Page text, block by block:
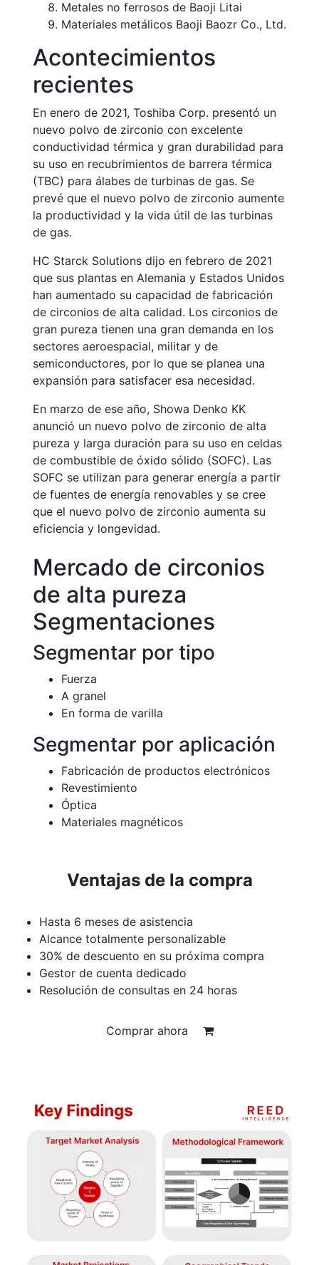
Metales no ferrosos de Baoji Litai
Materiales metálicos Baoji Baozr Co., Ltd.
Acontecimientos
recientes
En enero de 2021, Toshiba Corp. presentó un
nuevo polvo de zirconio con excelente
conductividad térmica y gran durabilidad para
su uso en recubrimientos de barrera térmica
(TBC) para álabes de turbinas de gas. Se
prevé que el nuevo polvo de zirconio aumente
la productividad y la vida útil de las turbinas
de gas.
HC Starck Solutions dijo en febrero de 2021
que sus plantas en Alemania y Estados Unidos
han aumentado su capacidad de fabricación
de circonios de alta calidad. Los circonios de
gran pureza tienen una gran demanda en los
sectores aeroespacial, militar y de
semiconductores, por lo que se planea una
expansión para satisfacer esa necesidad.
En marzo de ese año, Showa Denko KK
anunció un nuevo polvo de zirconio de alta
pureza y larga duración para su uso en celdas
de combustible de óxido sólido (SOFC). Las
SOFC se utilizan para generar energía a partir
de fuentes de energía renovables y se cree
que el nuevo polvo de zirconio aumenta su
eficiencia y longevidad.
Mercado de circonios
de alta pureza
Segmentaciones
Segmentar por tipo
Fuerza
A granel
En forma de varilla
Segmentar por aplicación
Fabricación de productos electrónicos
Revestimiento
Óptica
Materiales magnéticos
Ventajas de la compra
Hasta 6 meses de asistencia
Alcance totalmente personalizable
30% de descuento en su próxima compra
Gestor de cuenta dedicado
Resolución de consultas en 24 horas
Comprar ahora